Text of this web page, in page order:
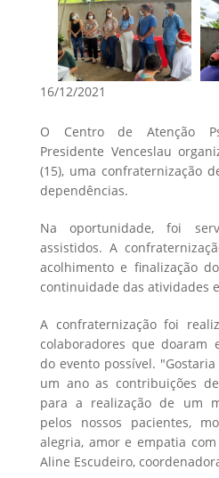
16/12/2021
O Centro de Atenção
Presidente Venceslau
(15), uma confraternização
dependências.
Na oportunidade, foi
assistidos. A
acolhimento e finalização
continuidade das atividades
A confraternização foi
colaboradores que doaram
do evento possível.
um ano as contribuições
para a realização de um
pelos nossos pacientes,
alegria, amor e empatia
Aline Escudeiro,